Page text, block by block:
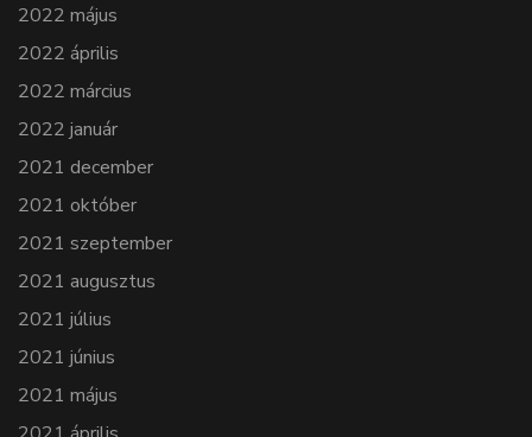
2022 május
2022 április
2022 március
2022 január
2021 december
2021 október
2021 szeptember
2021 augusztus
2021 július
2021 június
2021 május